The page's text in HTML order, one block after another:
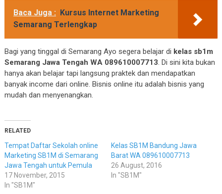
Baca Juga : Kursus Internet Marketing
Semarang Terlengkap
Bagi yang tinggal di Semarang Ayo segera belajar di kelas sb1m
Semarang Jawa Tengah WA 089610007713. Di sini kita bukan
hanya akan belajar tapi langsung praktek dan mendapatkan
banyak income dari online. Bisnis online itu adalah bisnis yang
mudah dan menyenangkan.
RELATED
Tempat Daftar Sekolah online
Marketing SB1M di Semarang
Jawa Tengah untuk Pemula
17 November, 2015
In "SB1M"
Kelas SB1M Bandung Jawa
Barat WA 089610007713
26 August, 2016
In "SB1M"